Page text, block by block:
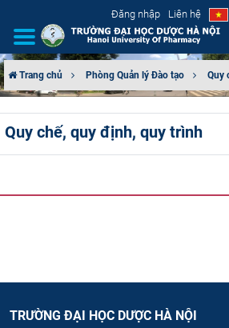
Đăng nhập Liên hệ
CƠ CẤU TỔ CHỨC
Trang chủ Phòng Quản lý Đào tạo Quy
Quy chế, quy định, quy trình
TRƯỜNG ĐẠI HỌC DƯỢC HÀ NỘI